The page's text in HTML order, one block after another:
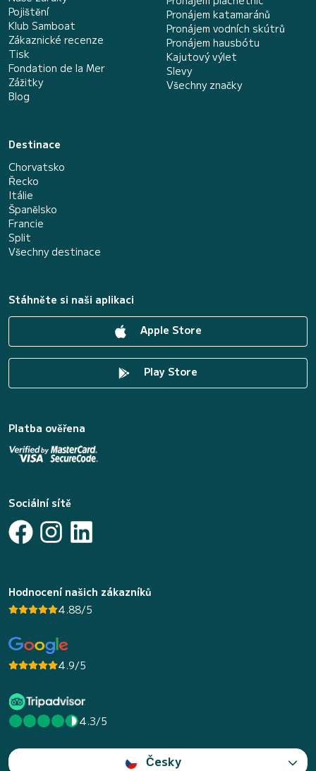
Pojištění
Klub Samboat
Zákaznické recenze
Tisk
Fondation de la Mer
Zážitky
Blog
Pronájem katamaránů
Pronájem vodních skútrů
Pronájem hausbótu
Kajutový výlet
Slevy
Všechny značky
Destinace
Chorvatsko
Řecko
Itálie
Španělsko
Francie
Split
Všechny destinace
Stáhněte si naši aplikaci
Apple Store
Play Store
Platba ověřena
Sociální sítě
Hodnocení našich zákazníků
4.88/5
4.9/5
4.3/5
Česky